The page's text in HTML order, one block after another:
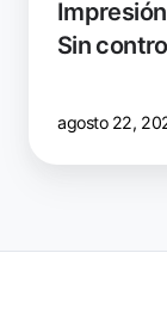
Sin
agosto 22,